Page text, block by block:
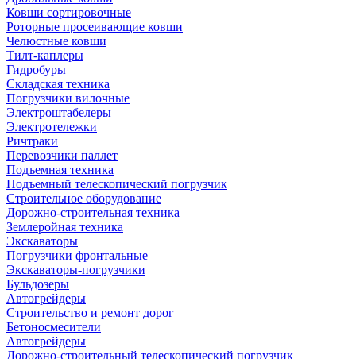
Ковши сортировочные
Роторные просеивающие ковши
Челюстные ковши
Тилт-каплеры
Гидробуры
Складская техника
Погрузчики вилочные
Электроштабелеры
Электротележки
Ричтраки
Перевозчики паллет
Подъемная техника
Подъемный телескопический погрузчик
Строительное оборудование
Дорожно-строительная техника
Землеройная техника
Экскаваторы
Погрузчики фронтальные
Экскаваторы-погрузчики
Бульдозеры
Автогрейдеры
Строительство и ремонт дорог
Бетоносмесители
Автогрейдеры
Дорожно-строительный телескопический погрузчик